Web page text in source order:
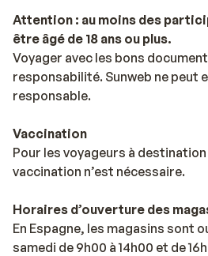
Attention : au moins des
être âgé de 18 ans ou plus.
Voyager avec les bons
responsabilité. Sunweb ne peut
responsable.
Vaccination
Pour les voyageurs à destination
vaccination n’est nécessaire.
Horaires d’ouverture des
En Espagne, les magasins sont
samedi de 9h00 à 14h00 et de